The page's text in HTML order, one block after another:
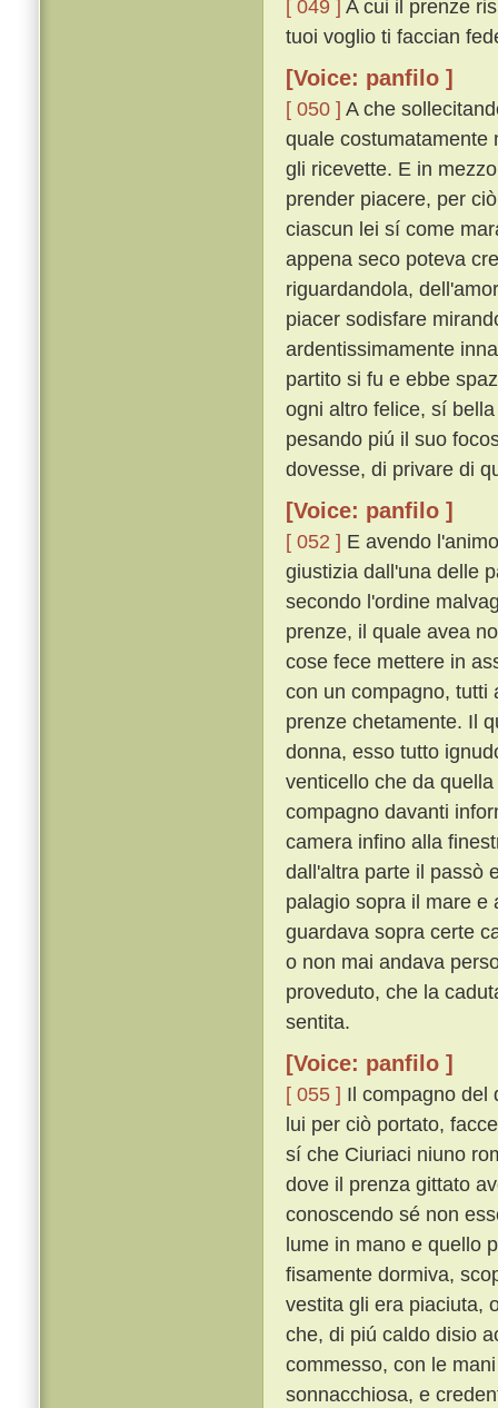
[ 049 ] A cui il prenze
tuoi voglio ti faccian
[Voice: panfilo ]
[ 050 ] A che
quale costumatamente
gli ricevette. E in
prender piacere, per
ciascun lei sí come
appena seco poteva
riguardandola,
piacer sodisfare
ardentissimamente
partito si fu e ebbe
ogni altro felice, sí
pesando piú il suo
dovesse, di privare di
[Voice: panfilo ]
[ 052 ] E avendo
giustizia dall'una delle
secondo l'ordine
prenze, il quale avea
cose fece mettere in
con un compagno, tutti
prenze chetamente. Il
donna, esso tutto
venticello che da
compagno davanti
camera infino alla
dall'altra parte il passò
palagio sopra il mare e
guardava sopra certe
o non mai andava
proveduto, che la
sentita.
[Voice: panfilo ]
[ 055 ] Il compagno del
lui per ciò portato,
sí che Ciuriaci niuno
dove il prenza gittato
conoscendo sé non
lume in mano e quello
fisamente dormiva,
vestita gli era piaciuta,
che, di piú caldo disio
commesso, con le
sonnacchiosa, e